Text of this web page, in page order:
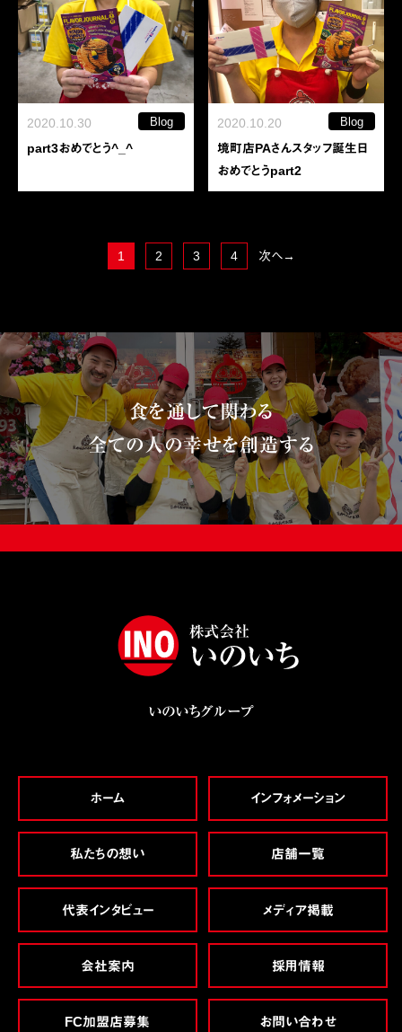
2020.10.30 Blog
part3おめでとう^_^
2020.10.20 Blog
境町店PAさんスタッフ誕生日
おめでとうpart2
1 2 3 4 次へ→
食を通して関わる
全ての人の幸せを創造する
いのいちグループ
ホーム インフォメーション
私たちの想い 店舗一覧
代表インタビュー メディア掲載
会社案内 採用情報
FC加盟店募集 お問い合わせ